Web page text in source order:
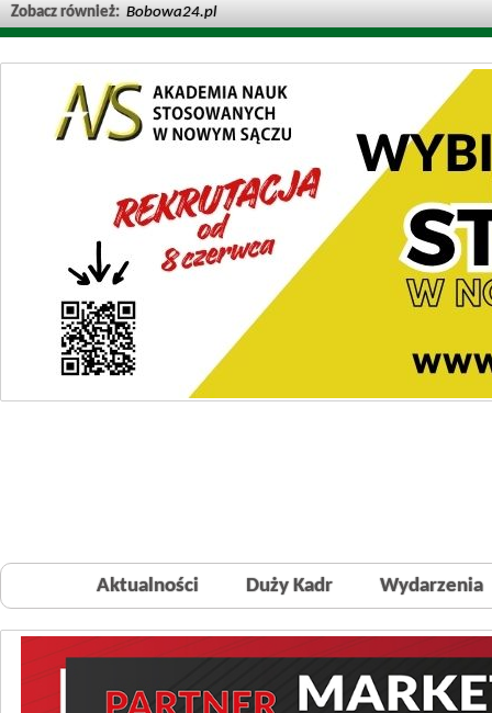
Zobacz również: Bobowa24.pl
Aktualności Duży Kadr Wydarzenia